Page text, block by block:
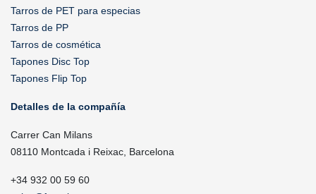
Tarros de PET para especias
Tarros de PP
Tarros de cosmética
Tapones Disc Top
Tapones Flip Top
Detalles de la compañía
Carrer Can Milans
08110 Montcada i Reixac, Barcelona
+34 932 00 59 60